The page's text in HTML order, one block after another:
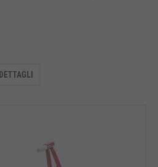
DETTAGLI